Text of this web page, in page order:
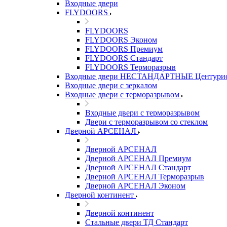
Входные двери
FLYDOORS
FLYDOORS
FLYDOORS Эконом
FLYDOORS Премиум
FLYDOORS Стандарт
FLYDOORS Терморазрыв
Входные двери НЕСТАНДАРТНЫЕ
Входные двери с зеркалом
Входные двери с терморазрывом
Входные двери с терморазрывом
Двери с терморазрывом со стеклом
Дверной АРСЕНАЛ
Дверной АРСЕНАЛ
Дверной АРСЕНАЛ Премиум
Дверной АРСЕНАЛ Стандарт
Дверной АРСЕНАЛ Терморазрыв
Дверной АРСЕНАЛ Эконом
Дверной континент
Дверной континент
Стальные двери ТД Стандарт